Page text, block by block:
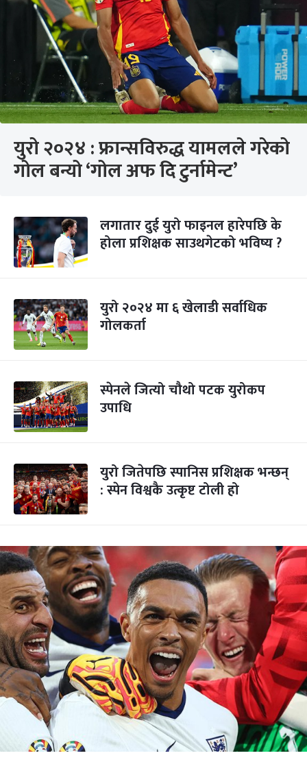
युरो २०२४ : फ्रान्सविरुद्ध यामलले गरेको
गोल बन्यो ‘गोल अफ दि टुर्नामेन्ट’
लगातार दुई युरो फाइनल हारेपछि के
होला प्रशिक्षक साउथगेटको भविष्य ?
युरो २०२४ मा ६ खेलाडी सर्वाधिक
गोलकर्ता
स्पेनले जित्यो चौथो पटक युरोकप
उपाधि
युरो जितेपछि स्पानिस प्रशिक्षक भन्छन्
: स्पेन विश्वकै उत्कृष्ट टोली हो